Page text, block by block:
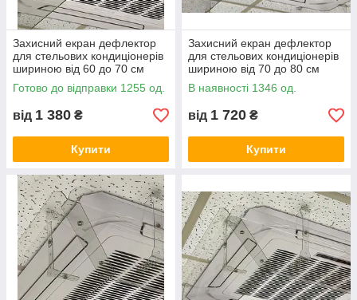
Захисний екран дефлектор
для стельових кондиціонерів
шириною від 60 до 70 см
пластик ПЕТ товщина 1 мм
Готово до відправки 1255 од.
від 1 380 ₴
Купити
Захисний екран дефлектор
для стельових кондиціонерів
шириною від 70 до 80 см
пластик ПЕТ товщина 1 мм
В наявності 1346 од.
від 1 720 ₴
Купити